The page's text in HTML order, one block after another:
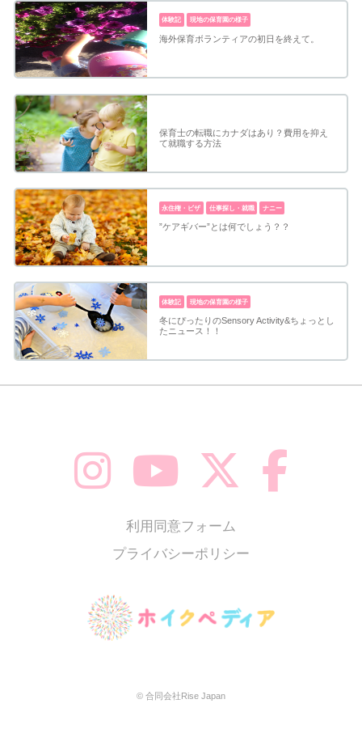
体験記 現地の保育園の様子
海外保育ボランティアの初日を終えて。
保育士の転職にカナダはあり？費用を抑え
て就職する方法
永住権・ビザ 仕事探し・就職 ナニー
”ケアギバー”とは何でしょう？？
体験記 現地の保育園の様子
冬にぴったりのSensory Activity&ちょっとし
たニュース！！
利用同意フォーム
プライバシーポリシー
© 合同会社Rise Japan